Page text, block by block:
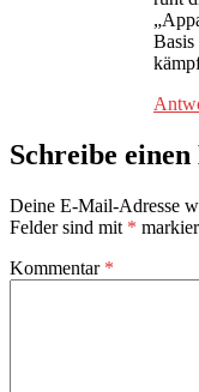
Basis
Schreibe
Deine E-Mail-Adresse
Felder sind mit *
Kommentar *